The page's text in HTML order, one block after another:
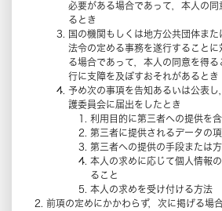
必要がある場合であって，本人の
るとき
国の機関もしくは地方公共団体ま
法令の定める事務を遂行することに
る場合であって，本人の同意を得
行に支障を及ぼすおそれがあるとき
予め次の事項を告知あるいは公表
護委員会に届出をしたとき
利用目的に第三者への提供を
第三者に提供されるデータの項
第三者への提供の手段または
本人の求めに応じて個人情報
ること
本人の求めを受け付ける方法
前項の定めにかかわらず，次に掲げる場